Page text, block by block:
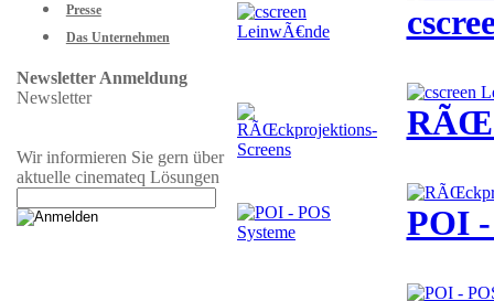
Presse
Das Unternehmen
Newsletter Anmeldung
Newsletter
Wir informieren Sie gern über
aktuelle cinemateq Lösungen
POI -